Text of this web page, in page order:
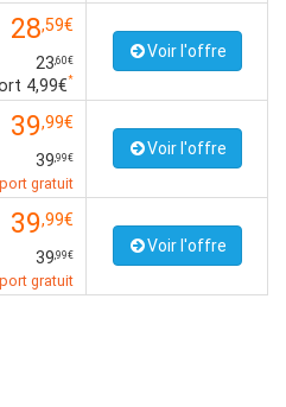
28,59€
23,60€
4,99€*
Voir l'offre
39,99€
39,99€
port gratuit
Voir l'offre
39,99€
39,99€
port gratuit
Voir l'offre